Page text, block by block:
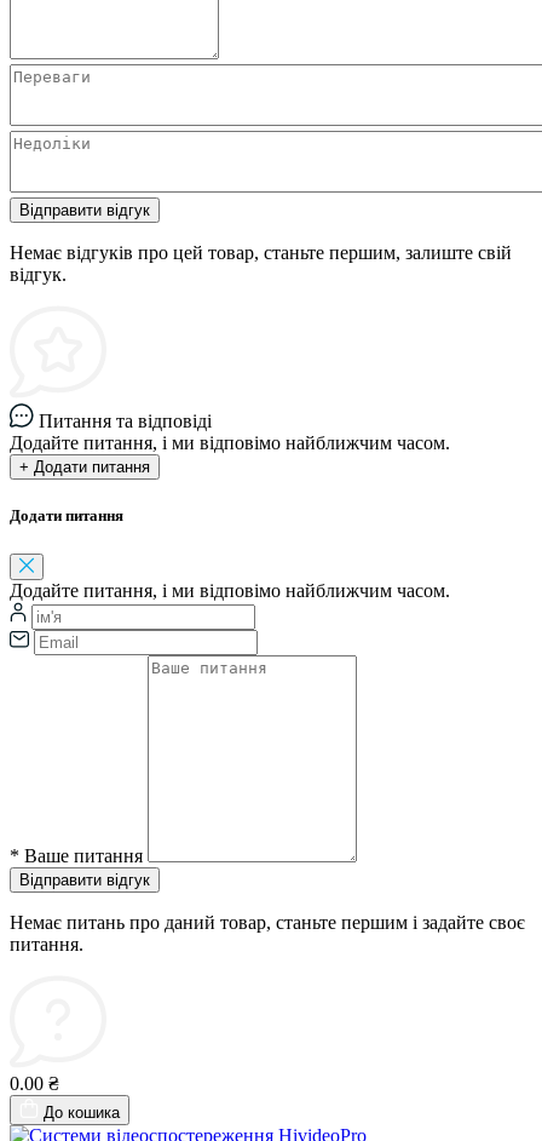
Відправити відгук
Немає відгуків про цей товар, станьте першим, залиште свій
відгук.
Питання та відповіді
Додайте питання, і ми відповімо найближчим часом.
+ Додати питання
Додати питання
Додайте питання, і ми відповімо найближчим часом.
* Ваше питання
Відправити відгук
Немає питань про даний товар, станьте першим і задайте своє
питання.
0.00 ₴
До кошика